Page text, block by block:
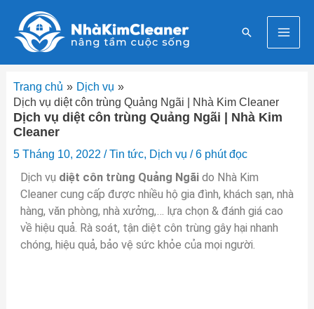
nội
Tìm
Main
Trang chủ
Dịch vụ
Dịch vụ diệt côn trùng Quảng Ngãi | Nhà Kim Cleaner
Dịch vụ diệt côn trùng Quảng Ngãi | Nhà Kim
Cleaner
5 Tháng 10, 2022 /Tin tức, Dịch vụ /6 phút đọc
Dịch vụ diệt côn trùng Quảng Ngãido Nhà Kim
Cleaner cung cấp được nhiều hộ gia đình, khách sạn, nhà
hàng, văn phòng, nhà xưởng,… lựa chọn & đánh giá cao
về hiệu quả. Rà soát, tận diệt côn trùng gây hại nhanh
chóng, hiệu quả, bảo vệ sức khỏe của mọi người.